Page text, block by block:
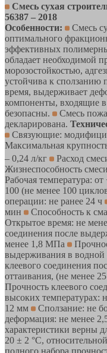
Смесь сухая
56387 – 2018
Особенности:
Смесь
оптимального
эффективных
обладает необходимой
морозостойкостью,
устойчива к сползанию
время, выдерживает
компоненты, входящие в
безопасны.
Смесь
декларирована.
Связующие:
Максимальная
– 0,24 л/кг
Расход
Жизнеспособность
Рабочая температура:
100 (не менее 100
операции: не ранее 24 ч
мин
Способность к
Открытое время: не
соединения после
менее 1,8 МПа
выдерживания в
клеевого соединения
оттаивания, (не менее
Прочность клеевого
высоких температурах:
12 мм
Сползание: не
деформация: не менее
характеристики верны
20 ± 2 °С,